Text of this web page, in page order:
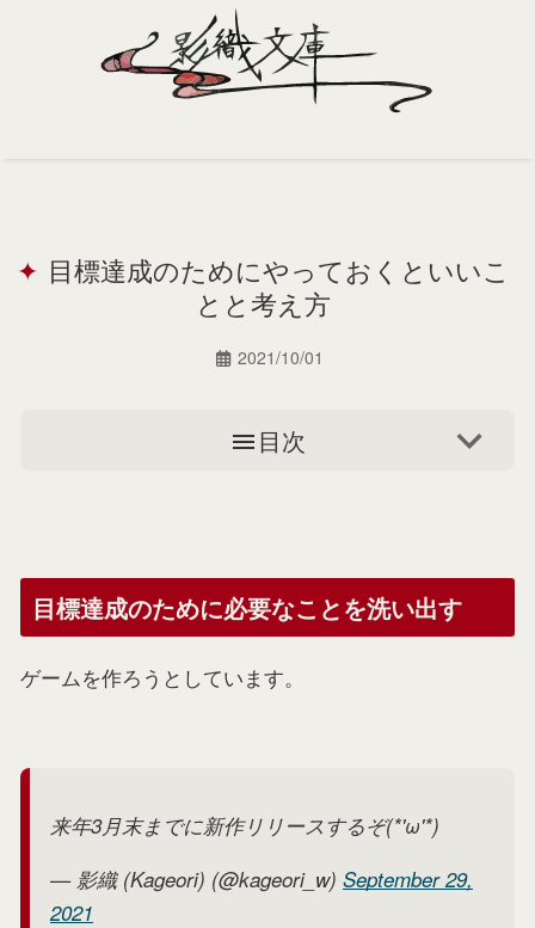
Portfolio
目標達成のためにやっておくといいこ
とと考え方
2021/10/01
目次
目標達成のために必要なことを洗い出す
ゲームを作ろうとしています。
来年3月末までに新作リリースするぞ(*'ω'*)
— 影織 (Kageori) (@kageori_w) September 29,
2021